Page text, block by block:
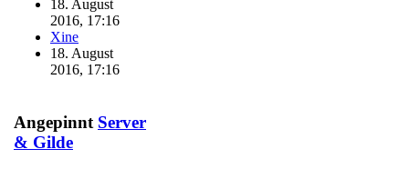
18. August
2016, 17:16
Xine
18. August
2016, 17:16
Angepinnt Server
& Gilde